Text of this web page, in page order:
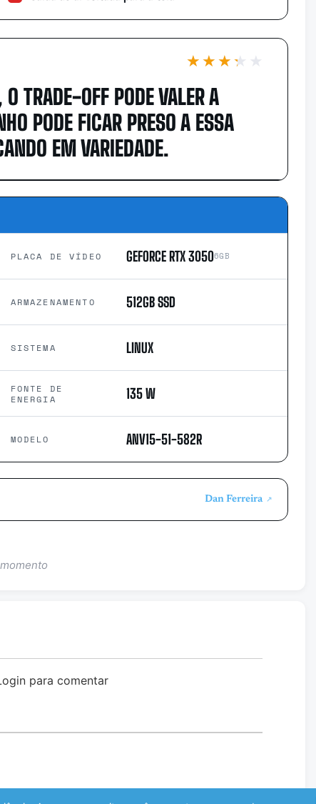
★★★★★
★★★★★
TRADE-OFF PODE VALER A
PODE FICAR PRESO A ESSA
EM VARIEDADE.
PLACA DE VÍDEO GEFORCE RTX 30506GB
ARMAZENAMENTO 512GB SSD
SISTEMA LINUX
FONTE DE
ENERGIA
135 W
MODELO ANV15-51-582R
Dan Ferreira ↗
para comentar